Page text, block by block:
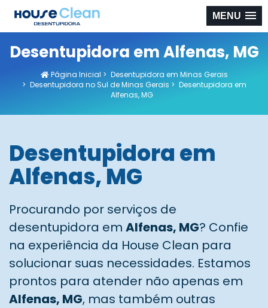
MENU
Desentupidora em Alfenas, MG
Página Inicial > Desentupidora em Minas Gerais
> Desentupidora no Sul de Minas Gerais > Desentupidora em
Alfenas, MG
Desentupidora em
Alfenas, MG
Procurando por serviços de
desentupidora em Alfenas, MG? Confie
na experiência da House Clean para
solucionar suas necessidades. Estamos
prontos para atender não apenas em
Alfenas, MG, mas também outras